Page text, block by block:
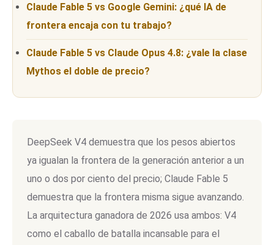
Claude Fable 5 vs Google Gemini: ¿qué IA de
frontera encaja con tu trabajo?
Claude Fable 5 vs Claude Opus 4.8: ¿vale la clase
Mythos el doble de precio?
DeepSeek V4 demuestra que los pesos abiertos
ya igualan la frontera de la generación anterior a un
uno o dos por ciento del precio; Claude Fable 5
demuestra que la frontera misma sigue avanzando.
La arquitectura ganadora de 2026 usa ambos: V4
como el caballo de batalla incansable para el